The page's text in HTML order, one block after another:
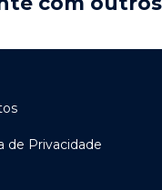
de Privacidade